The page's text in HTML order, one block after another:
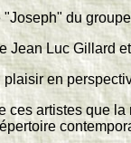
du
Luc Gillard
plaisir en
artistes que